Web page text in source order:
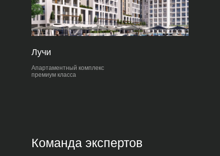
Апартаментный комплекс
премиум класса
Лучи
Команда экспертов